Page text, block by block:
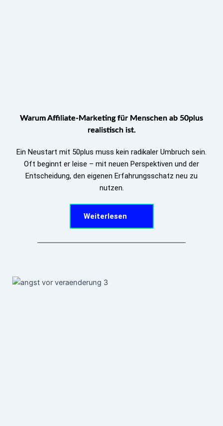
Warum Affiliate-Marketing für Menschen ab 50plus
realistisch ist.
Ein Neustart mit 50plus muss kein radikaler Umbruch sein.
Oft beginnt er leise – mit neuen Perspektiven und der
Entscheidung, den eigenen Erfahrungsschatz neu zu
nutzen.
Weiterlesen